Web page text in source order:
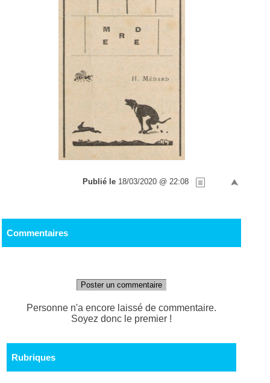
Publié le 18/03/2020 @ 22:08
Commentaires
Poster un commentaire
Personne n'a encore laissé de commentaire.
Soyez donc le premier !
Rubriques